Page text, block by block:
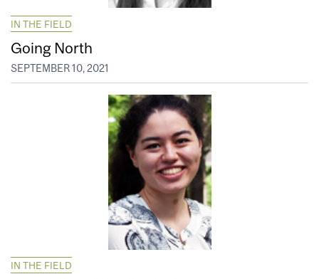
IN THE FIELD
Going North
SEPTEMBER 10, 2021
IN THE FIELD